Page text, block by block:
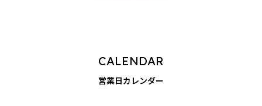
CALENDAR
営業日カレンダー